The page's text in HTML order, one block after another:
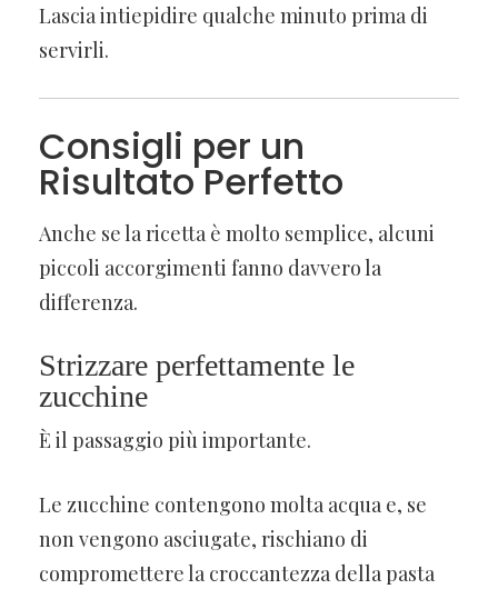
Lascia intiepidire qualche minuto prima di
servirli.
Consigli per un
Risultato Perfetto
Anche se la ricetta è molto semplice, alcuni
piccoli accorgimenti fanno davvero la
differenza.
Strizzare perfettamente le
zucchine
È il passaggio più importante.
Le zucchine contengono molta acqua e, se
non vengono asciugate, rischiano di
compromettere la croccantezza della pasta